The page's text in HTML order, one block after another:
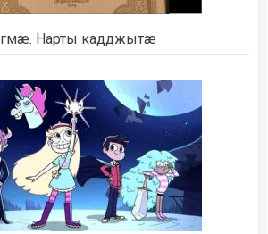
Нарты кадджытæ